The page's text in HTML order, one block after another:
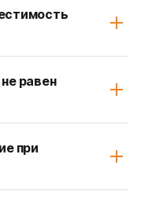
равен
при